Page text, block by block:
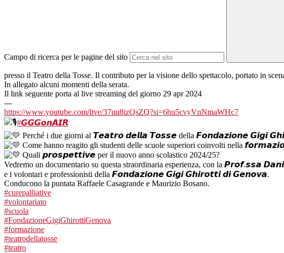
Campo di ricerca per le pagine del sito
presso il Teatro della Tosse. Il contributo per la visione dello spettacolo, portato in
In allegato alcuni momenti della serata.
Il link seguente porta al live streaming del giorno 29 apr 2024
---
https://www.youtube.com/live/37uu8izQsZQ?si=6hu5cvyVnNmaWHc7
#𝙂𝙂𝙂𝙤𝙣𝘼𝙄𝙍
Perché i due giorni al 𝙏𝙚𝙖𝙩𝙧𝙤 𝙙𝙚𝙡𝙡𝙖 𝙏𝙤𝙨𝙨𝙚 della 𝙁𝙤𝙣𝙙𝙖𝙯𝙞𝙤𝙣𝙚 𝙂𝙞𝙜𝙞
Come hanno reagito gli studenti delle scuole superiori coinvolti nella
Quali 𝙥𝙧𝙤𝙨𝙥𝙚𝙩𝙩𝙞𝙫𝙚 per il nuovo anno scolastico 2024/25?
Vedremo un documentario su questa straordinaria esperienza, con la
e i volontari e professionisti della 𝙁𝙤𝙣𝙙𝙖𝙯𝙞𝙤𝙣𝙚 𝙂𝙞𝙜𝙞 𝙂𝙝𝙞𝙧𝙤𝙩𝙩𝙞 𝙙𝙞 𝙂𝙚𝙣𝙤𝙫𝙖.
Conducono la puntata Raffaele Casagrande e Maurizio Bosano.
#curepalliative
#volontariato
#scuola
#FondazioneGigiGhirottiGenova
#formazione
#teatrodellatosse
#teatro